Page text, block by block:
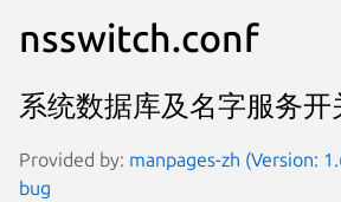
nsswitch.conf
系统数据库及名字服务
Provided by: manpages-zh (Version:
bug